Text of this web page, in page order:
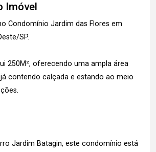
Imóvel
Condomínio Jardim das Flores em
SP.
250M², oferecendo uma ampla área
contendo calçada e estando ao meio
Jardim Batagin, este condomínio está